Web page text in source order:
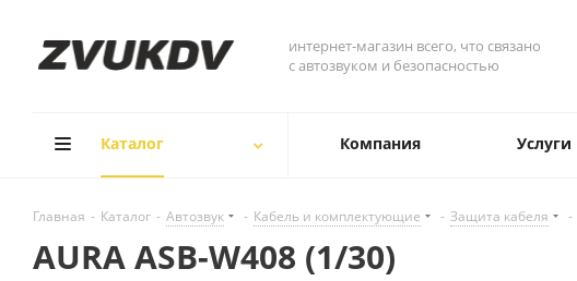
интернет-магазин всего, что связано
с автозвуком и безопасностью
Каталог Компания Услуги
Главная - Каталог - Автозвук - Кабель и комплектующие - Защита кабеля -
AURA ASB-W408 (1/30)